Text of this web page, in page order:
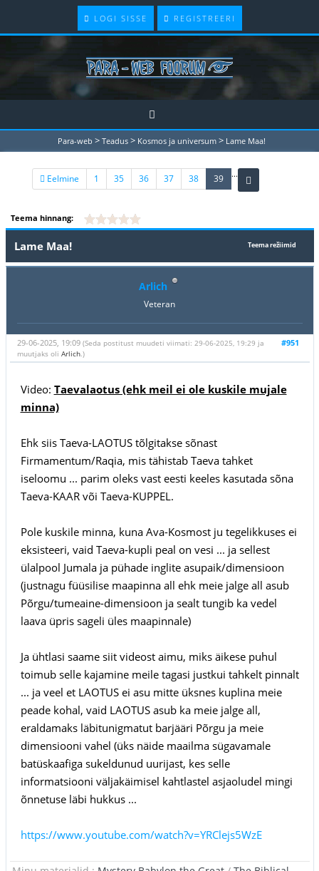
LOGI SISSE REGISTREERI
Para-web > Teadus > Kosmos ja universum > Lame Maa!
Eelmine 1 ...
35 36 37 38 39(current)
Teema hinnang:
Teema režiimid
Lame Maa!
Arlich
Veteran
#951
29-06-2025, 19:09 (Seda postitust muudeti viimati: 29-06-2025, 19:29 ja
muutjaks oli Arlich.)
Video: Taevalaotus (ehk meil ei ole kuskile mujale
minna)
Ehk siis Taeva-LAOTUS tõlgitakse sõnast
Firmamentum/Raqia, mis tähistab Taeva tahket
iseloomu ... parim oleks vast eesti keeles kasutada sõna
Taeva-KAAR või Taeva-KUPPEL.
Pole kuskile minna, kuna Ava-Kosmost ju tegelikkuses ei
eksisteeri, vaid Taeva-kupli peal on vesi ... ja sellest
ülalpool Jumala ja pühade inglite asupaik/dimensioon
(justnagu füüsilise maapinna all ehk meie jalge all asub
Põrgu/tumeaine-dimensioon ja sealt tungib ka vedel
laava üpris sageli üles maapinnale)
Ja ühtlasi saame siit videost aimu, miks äikese puhul
toimub selle kajamine meile tagasi justkui tahkelt pinnalt
... ja veel et LAOTUS ei asu mitte üksnes kuplina meie
peade kohal, vaid LAOTUS asub ka meie jalge all,
eraldamaks läbitunigmatut barjääri Põrgu ja meie
dimensiooni vahel (üks näide maailma sügavamale
batüskaafiga sukeldunud uurijast, kes selle
informatsiooni väljakäimisel kahtlastel asjaoludel mingi
õnnetuse läbi hukkus ...
https://www.youtube.com/watch?v=YRClejs5WzE